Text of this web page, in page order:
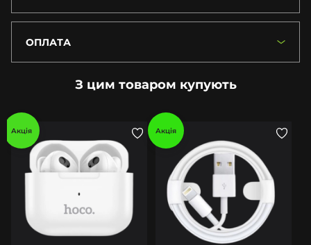
ОПЛАТА
З цим товаром купують
Акція Акція